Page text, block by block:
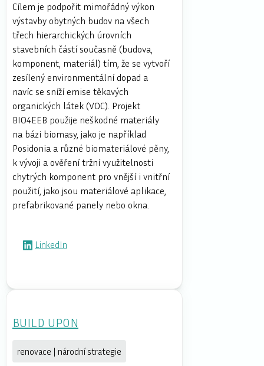
Cílem je podpořit mimořádný výkon
výstavby obytných budov na všech
třech hierarchických úrovních
stavebních částí současně (budova,
komponent, materiál) tím, že se vytvoří
zesílený environmentální dopad a
navíc se sníží emise těkavých
organických látek (VOC). Projekt
BIO4EEB použije neškodné materiály
na bázi biomasy, jako je například
Posidonia a různé biomateriálové pěny,
k vývoji a ověření tržní využitelnosti
chytrých komponent pro vnější i vnitřní
použití, jako jsou materiálové aplikace,
prefabrikované panely nebo okna.
LinkedIn
BUILD UPON
renovace | národní strategie